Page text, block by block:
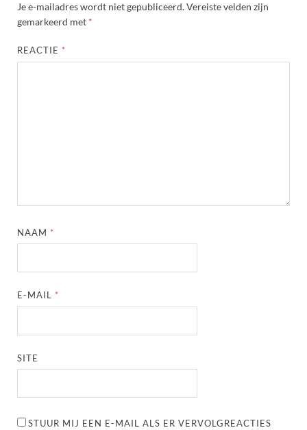
Je e-mailadres wordt niet gepubliceerd.Vereiste velden zijn
gemarkeerd met *
REACTIE *
NAAM *
E-MAIL *
SITE
STUUR MIJ EEN E-MAIL ALS ER VERVOLGREACTIES